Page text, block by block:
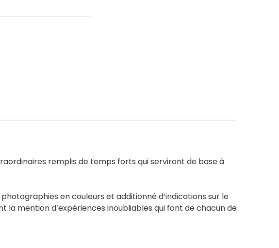
remplis de temps forts qui serviront de base à
en couleurs et additionné d’indications sur le
mention d’expériences inoubliables qui font de chacun de